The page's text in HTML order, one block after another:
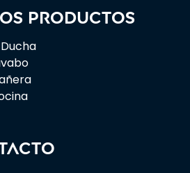
productos